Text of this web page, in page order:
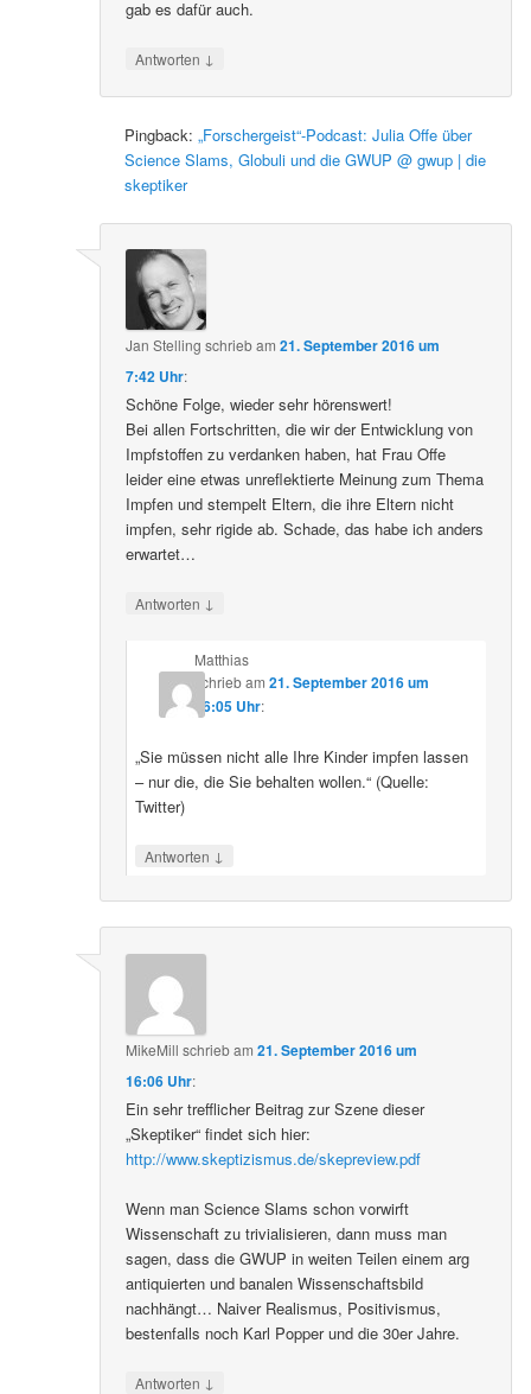
gab es dafür auch.
Antworten ↓
Pingback:„Forschergeist“-Podcast: Julia Offe über
Science Slams, Globuli und die GWUP @ gwup | die
skeptiker
Jan Stelling schriebam21. September 2016 um
7:42 Uhr:
Schöne Folge, wieder sehr hörenswert!
Bei allen Fortschritten, die wir der Entwicklung von
Impfstoffen zu verdanken haben, hat Frau Offe
leider eine etwas unreflektierte Meinung zum Thema
Impfen und stempelt Eltern, die ihre Eltern nicht
impfen, sehr rigide ab. Schade, das habe ich anders
erwartet…
Antworten ↓
Matthias
schriebam 21. September 2016 um
16:05 Uhr:
„Sie müssen nicht alle Ihre Kinder impfen lassen
– nur die, die Sie behalten wollen.“ (Quelle:
Twitter)
Antworten ↓
MikeMill schriebam21. September 2016 um
16:06 Uhr:
Ein sehr trefflicher Beitrag zur Szene dieser
„Skeptiker“ findet sich hier:
http://www.skeptizismus.de/skepreview.pdf
Wenn man Science Slams schon vorwirft
Wissenschaft zu trivialisieren, dann muss man
sagen, dass die GWUP in weiten Teilen einem arg
antiquierten und banalen Wissenschaftsbild
nachhängt… Naiver Realismus, Positivismus,
bestenfalls noch Karl Popper und die 30er Jahre.
Antworten ↓